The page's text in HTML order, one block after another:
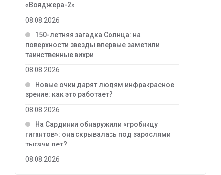
«Вояджера-2»
08.08.2026
150-летняя загадка Солнца: на
поверхности звезды впервые заметили
таинственные вихри
08.08.2026
Новые очки дарят людям инфракрасное
зрение: как это работает?
08.08.2026
На Сардинии обнаружили «гробницу
гигантов»: она скрывалась под зарослями
тысячи лет?
08.08.2026